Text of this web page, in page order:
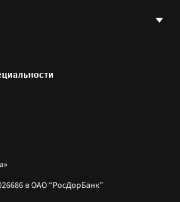
домов
окон
в ОАО “РосДорБанк”